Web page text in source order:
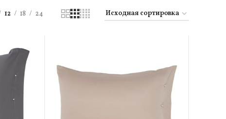
12 18 24